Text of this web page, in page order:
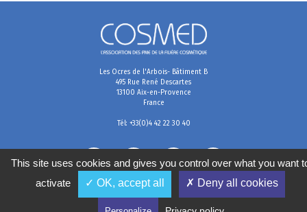
Les Ocres de l'Arbois- Bâtiment B
495 Rue René Descartes
13100 Aix-en-Provence
France
Tél: +33(0)4 42 22 30 40
Conditions générales de vente Politique de confidentialité
This site uses cookies and gives you control over what you want
activate
✓ OK, accept all ✗ Deny all cookies